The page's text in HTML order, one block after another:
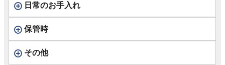
日常のお手入れ
保管時
その他